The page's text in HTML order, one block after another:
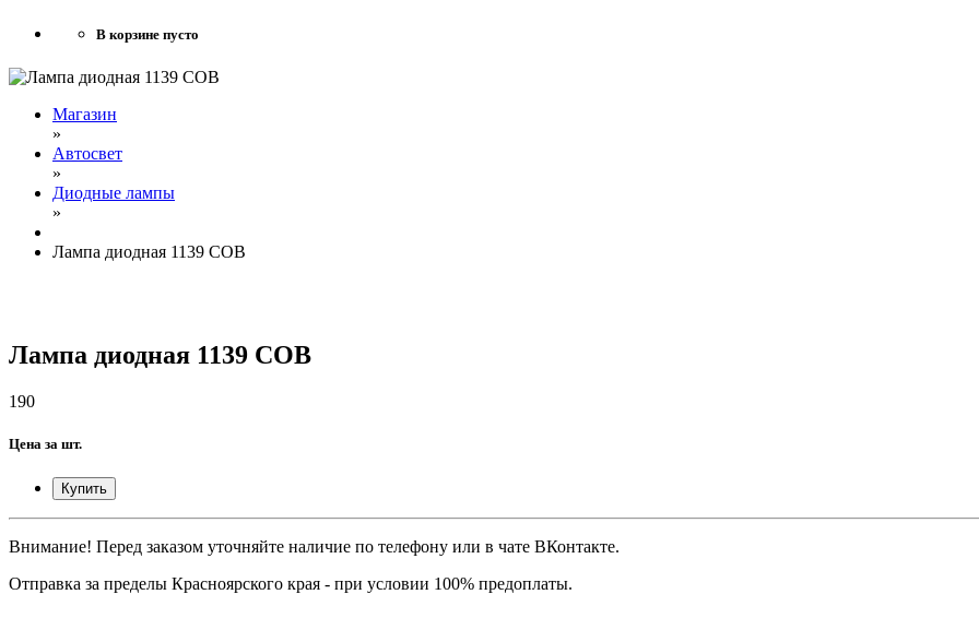
В корзине пусто
Магазин
»
Автосвет
»
Диодные лампы
»
Лампа диодная 1139 COB
Лампа диодная 1139 COB
190
Цена за шт.
Купить
Внимание! Перед заказом уточняйте наличие по телефону или в чате ВКонтакте.
Отправка за пределы Красноярского края - при условии 100% предоплаты.